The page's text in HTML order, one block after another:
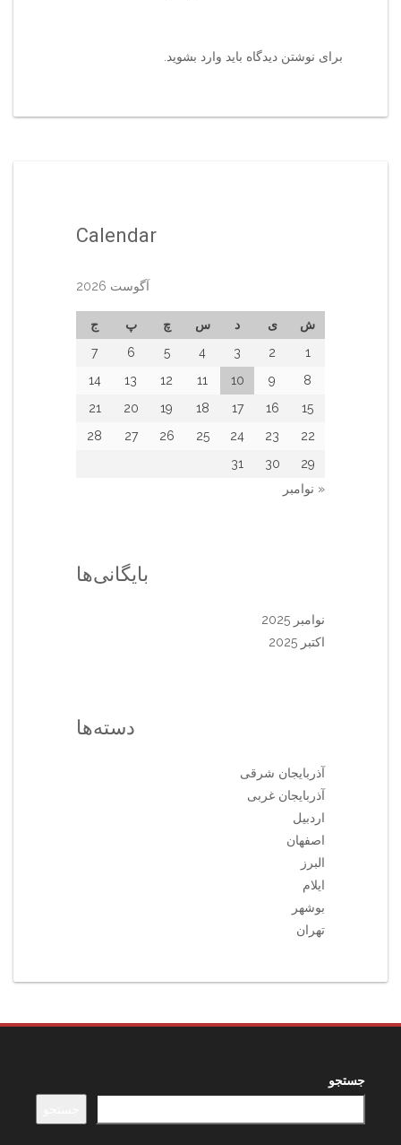
برای نوشتن دیدگاه باید وارد بشوید
Calendar
آگوست 2026
ش ی د س چ پ
ج
1
2
3
4
5
6
7
8
9
10
11
12
13
14
15
16
17
18
19
20
21
22
23
24
25
26
27
28
29
30
31
« نوامبر
بایگانی‌ها
نوامبر 2025
اکتبر 2025
دسته‌ها
آذربایجان شرقی
آذربایجان غربی
اردبیل
اصفهان
البرز
ایلام
بوشهر
تهران
جستجو